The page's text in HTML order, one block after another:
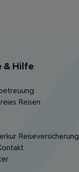
& Hilfe
Reisen
Reiseversicherung